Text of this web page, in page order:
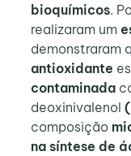
bioquímicos.
realizaram um
demonstraram
antioxidante
contaminada
deoxinivalenol
composição
na síntese de